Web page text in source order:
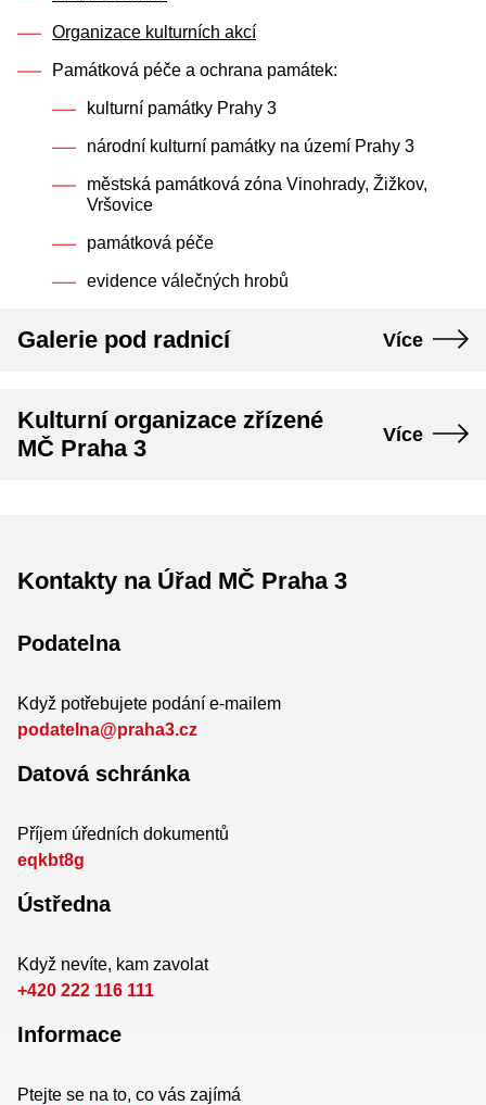
Organizace kulturních akcí
Památková péče a ochrana památek:
kulturní památky Prahy 3
národní kulturní památky na území Prahy 3
městská památková zóna Vinohrady, Žižkov,
Vršovice
památková péče
evidence válečných hrobů
Galerie pod radnicí Více
Kulturní organizace zřízené
MČ Praha 3
Více
Kontakty na Úřad MČ Praha 3
Podatelna
Když potřebujete podání e-mailem
podatelna@praha3.cz
Datová schránka
Příjem úředních dokumentů
eqkbt8g
Ústředna
Když nevíte, kam zavolat
+420 222 116 111
Informace
Ptejte se na to, co vás zajímá